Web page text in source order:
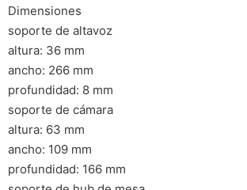
Dimensiones
soporte de altavoz
altura: 36 mm
ancho: 266 mm
profundidad: 8 mm
soporte de cámara
altura: 63 mm
ancho: 109 mm
profundidad: 166 mm